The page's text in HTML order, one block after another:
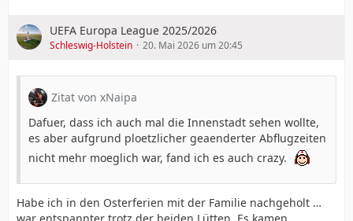
UEFA Europa League 2025/2026
Schleswig-Holstein 20. Mai 2026 um 20:45
Zitat von xNaipa
Dafuer, dass ich auch mal die Innenstadt sehen wollte,
es aber aufgrund ploetzlicher geaenderter Abflugzeiten
nicht mehr moeglich war, fand ich es auch crazy.
Habe ich in den Osterferien mit der Familie nachgeholt …